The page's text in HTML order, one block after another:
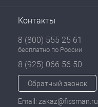
Контакты
8 (800) 555 25 61
бесплатно по России
8 (925) 066 56 50
Обратный звонок
Email: zakaz@fissman.ru